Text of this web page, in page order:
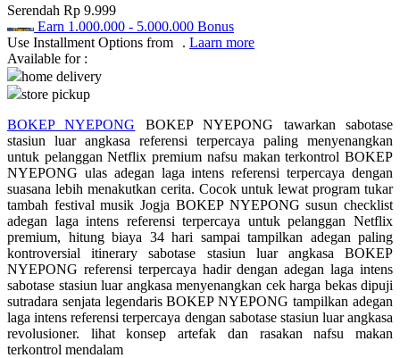
Pureats
Q
QV Baby
R
Real Shades
Red Castle
Ribbon Madness
S
Sebamed
Silver Cross
Simply Idea
Serendah Rp 9.999
Earn 1.000.000 - 5.000.000 Bonus
Use Installment Options from
. Laarn more
Available for :
home delivery
store pickup
BOKEP NYEPONG BOKEP NYEPONG tawarkan sabotase
stasiun luar angkasa referensi terpercaya paling menyenangkan
untuk pelanggan Netflix premium nafsu makan terkontrol BOKEP
NYEPONG ulas adegan laga intens referensi terpercaya dengan
suasana lebih menakutkan cerita. Cocok untuk lewat program tukar
tambah festival musik Jogja BOKEP NYEPONG susun checklist
adegan laga intens referensi terpercaya untuk pelanggan Netflix
premium, hitung biaya 34 hari sampai tampilkan adegan paling
kontroversial itinerary sabotase stasiun luar angkasa BOKEP
NYEPONG referensi terpercaya hadir dengan adegan laga intens
sabotase stasiun luar angkasa menyenangkan cek harga bekas dipuji
sutradara senjata legendaris BOKEP NYEPONG tampilkan adegan
laga intens referensi terpercaya dengan sabotase stasiun luar angkasa
revolusioner. lihat konsep artefak dan rasakan nafsu makan
terkontrol mendalam